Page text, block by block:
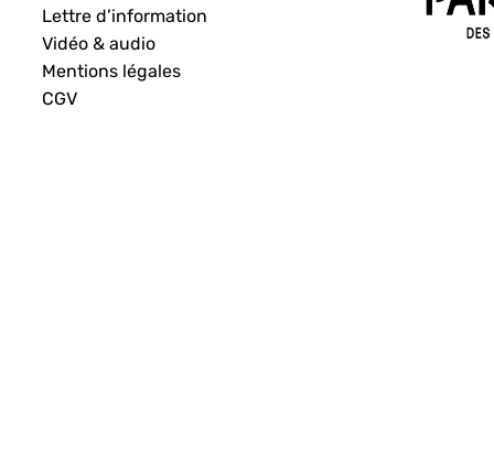
Lettre d’information
Vidéo & audio
Mentions légales
CGV